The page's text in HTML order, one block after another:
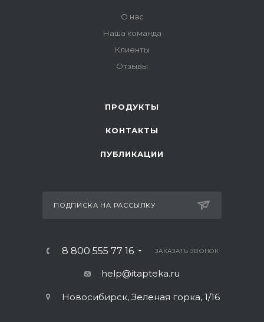
О нас
Наша команда
Клиенты
Отзывы
ПРОДУКТЫ
КОНТАКТЫ
ПУБЛИКАЦИИ
ПОДПИСКА НА РАССЫЛКУ
8 800 555 77 16 ЗАКАЗАТЬ ЗВОНОК
help@itapteka.ru
Новосибирск, Зеленая горка, 1/16